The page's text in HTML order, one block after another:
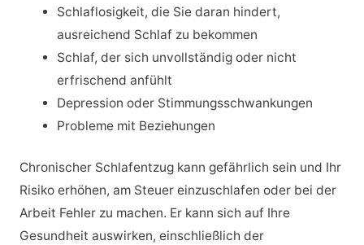
Schlaflosigkeit, die Sie daran hindert,
ausreichend Schlaf zu bekommen
Schlaf, der sich unvollständig oder nicht
erfrischend anfühlt
Depression oder Stimmungsschwankungen
Probleme mit Beziehungen
Chronischer Schlafentzug kann gefährlich sein und Ihr
Risiko erhöhen, am Steuer einzuschlafen oder bei der
Arbeit Fehler zu machen. Er kann sich auf Ihre
Gesundheit auswirken, einschließlich der